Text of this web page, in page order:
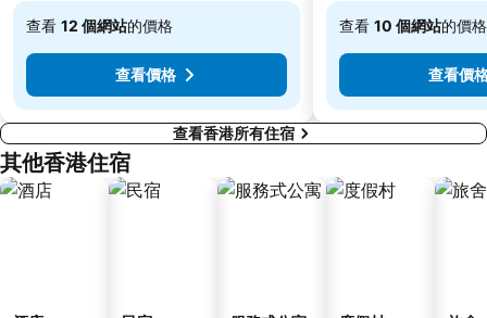
Lamma Island
查看 12 個網站的價格
至
查看價格
查看 10 個網站的價格
至
查看價
查看香港所有住宿
其他香港住宿